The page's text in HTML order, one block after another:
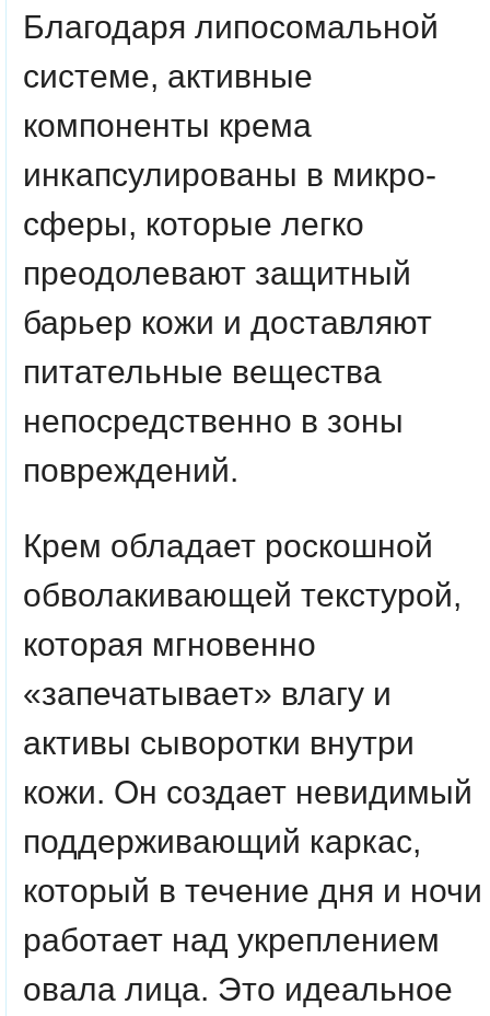
Благодаря липосомальной
системе, активные
компоненты крема
инкапсулированы в микро-
сферы, которые легко
преодолевают защитный
барьер кожи и доставляют
питательные вещества
непосредственно в зоны
повреждений.
Крем обладает роскошной
обволакивающей текстурой,
которая мгновенно
«запечатывает» влагу и
активы сыворотки внутри
кожи. Он создает невидимый
поддерживающий каркас,
который в течение дня и ночи
работает над укреплением
овала лица. Это идеальное